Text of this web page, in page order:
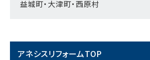
益城町・大津町・西原村
アネシスリフォームTOP